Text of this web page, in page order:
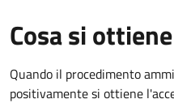
Cosa si ottiene
Quando il procedimento
positivamente si ottiene